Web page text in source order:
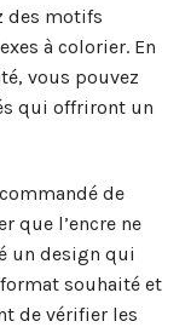
des motifs
à colorier. En
vous pouvez
qui offriront un
de
que l’encre ne
un design qui
souhaité et
de vérifier les